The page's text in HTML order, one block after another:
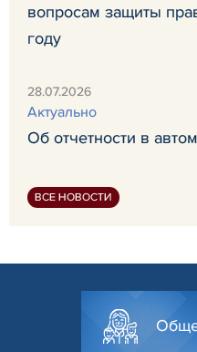
вопросам защиты
году
28.07.2026
Актуально
Об отчетности в
ВСЕ НОВОСТИ